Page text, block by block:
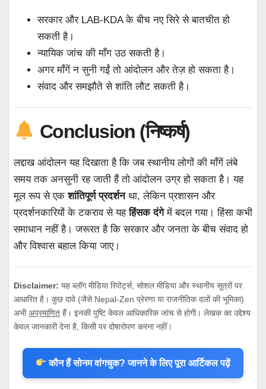
सरकार और LAB-KDA के बीच नए सिरे से बातचीत हो
सकती है।
न्यायिक जांच की माँग उठ सकती है।
अगर माँगें न सुनी गईं तो आंदोलन और तेज़ हो सकता है।
संवाद और समझौते से शांति लौट सकती है।
Conclusion (निष्कर्ष)
लद्दाख आंदोलन यह दिखाता है कि जब स्थानीय लोगों की माँगें लंबे
समय तक अनसुनी रह जाती हैं तो आंदोलन उग्र हो सकता है। यह
मूल रूप से एकशांतिपूर्ण प्रदर्शनथा, लेकिन प्रशासन और
प्रदर्शनकारियों के टकराव से यहहिंसक दंगेमें बदल गया। हिंसा कभी
समाधान नहीं है। जरूरत है कि सरकार और जनता के बीच संवाद हो
और विश्वास बहाल किया जाए।
Disclaimer: यह ब्लॉग मीडिया रिपोर्ट्स, सोशल मीडिया और स्थानीय सूत्रों पर
आधारित है। कुछ दावे (जैसे Nepal-Zen प्रेरणा या राजनीतिक दलों की भूमिका)
अभीअप्रमाणित हैं। इनकी पुष्टि केवल आधिकारिक जांच से होगी। लेखक का उद्देश्य
केवल जानकारी देना है, किसी पर दोषारोपण करना नहीं।
कौन हैं सोनम वांगचुक? जानने के लिए पूरा आर्टिकल पढ़ें